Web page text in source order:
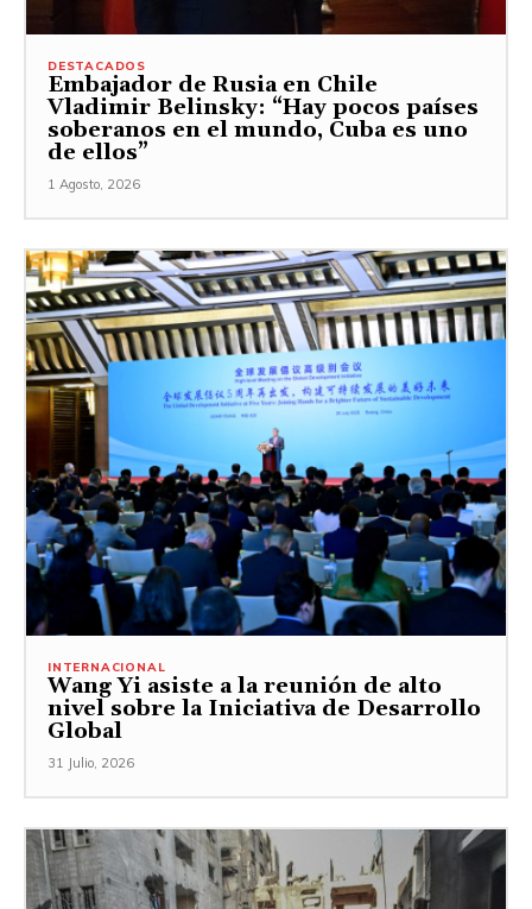
DESTACADOS
Embajador de Rusia en Chile
Vladimir Belinsky: “Hay pocos países
soberanos en el mundo, Cuba es uno
de ellos”
1 Agosto, 2026
INTERNACIONAL
Wang Yi asiste a la reunión de alto
nivel sobre la Iniciativa de Desarrollo
Global
31 Julio, 2026